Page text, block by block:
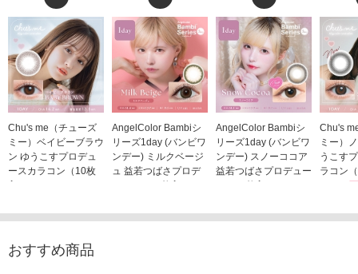
Chu's me（チューズ
ミー）ベイビーブラウ
ン ゆうこすプロデュ
ースカラコン（10枚
入り）
AngelColor Bambiシ
リーズ1day (バンビワ
ンデー) ミルクベージ
ュ 益若つばさプロデ
ュース（10枚入り）
AngelColor Bambiシ
リーズ1day (バンビワ
ンデー) スノーココア
益若つばさプロデュー
ス（10枚入り）
Chu's
ミー）
うこす
ラコン
おすすめ商品